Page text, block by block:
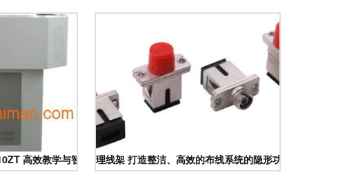
高效教学与智能理线方案的完美结合
理线架 打造整洁、高效的布线系统的隐形功臣